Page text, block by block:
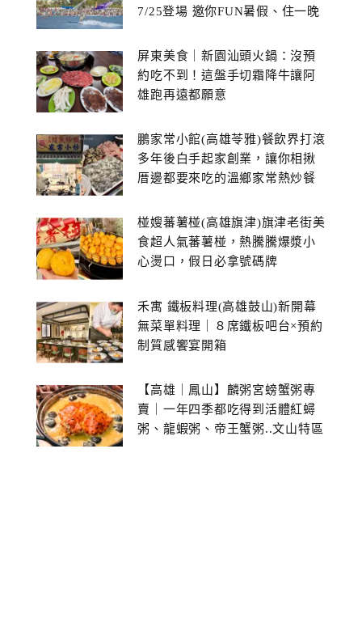
7/25登場 邀你FUN暑假、住一晚
屏東美食｜新園汕頭火鍋：沒預
約吃不到！這盤手切霜降牛讓阿
雄跑再遠都願意
鵬家常小館(高雄苓雅)餐飲界打滾
多年後白手起家創業，讓你相揪
厝邊都要來吃的溫鄉家常熱炒餐
椪嫂蕃薯椪(高雄旗津)旗津老街美
食超人氣蕃薯椪，熱騰騰爆漿小
心燙口，假日必拿號碼牌
禾寓 鐵板料理(高雄鼓山)新開幕
無菜單料理｜８席鐵板吧台×預約
制質感饗宴開箱
【高雄｜鳳山】麟粥宮螃蟹粥專
賣｜一年四季都吃得到活體紅蟳
粥、龍蝦粥、帝王蟹粥..文山特區